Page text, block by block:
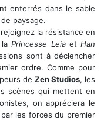
enterrés dans le sable
paysage.
la résistance en
laPrincesse LeiaetHan
sont à déclencher
ordre. Comme pour
de Zen Studios, les
scènes qui mettent en
on appréciera le
les forces du premier